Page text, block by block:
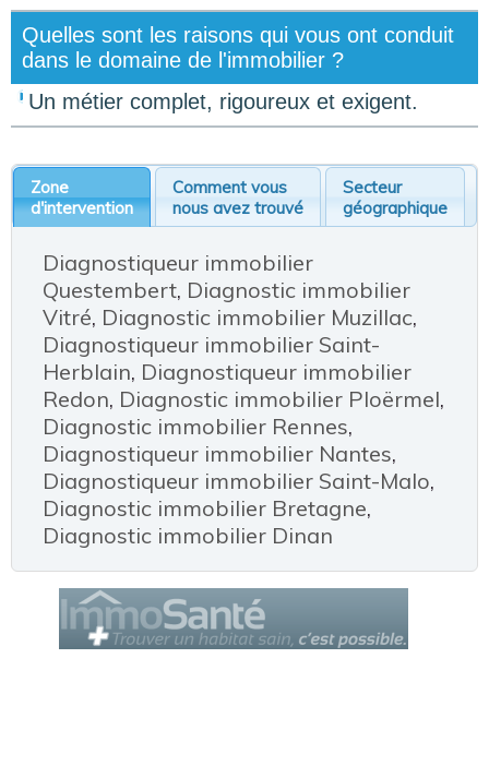
Quelles sont les raisons qui vous ont conduit
dans le domaine de l'immobilier ?
Un métier complet, rigoureux et exigent.
Zone
d'intervention
Comment vous
nous avez trouvé
Secteur
géographique
Diagnostiqueur immobilier
Questembert, Diagnostic immobilier
Vitré, Diagnostic immobilier Muzillac,
Diagnostiqueur immobilier Saint-
Herblain, Diagnostiqueur immobilier
Redon, Diagnostic immobilier Ploërmel,
Diagnostic immobilier Rennes,
Diagnostiqueur immobilier Nantes,
Diagnostiqueur immobilier Saint-Malo,
Diagnostic immobilier Bretagne,
Diagnostic immobilier Dinan